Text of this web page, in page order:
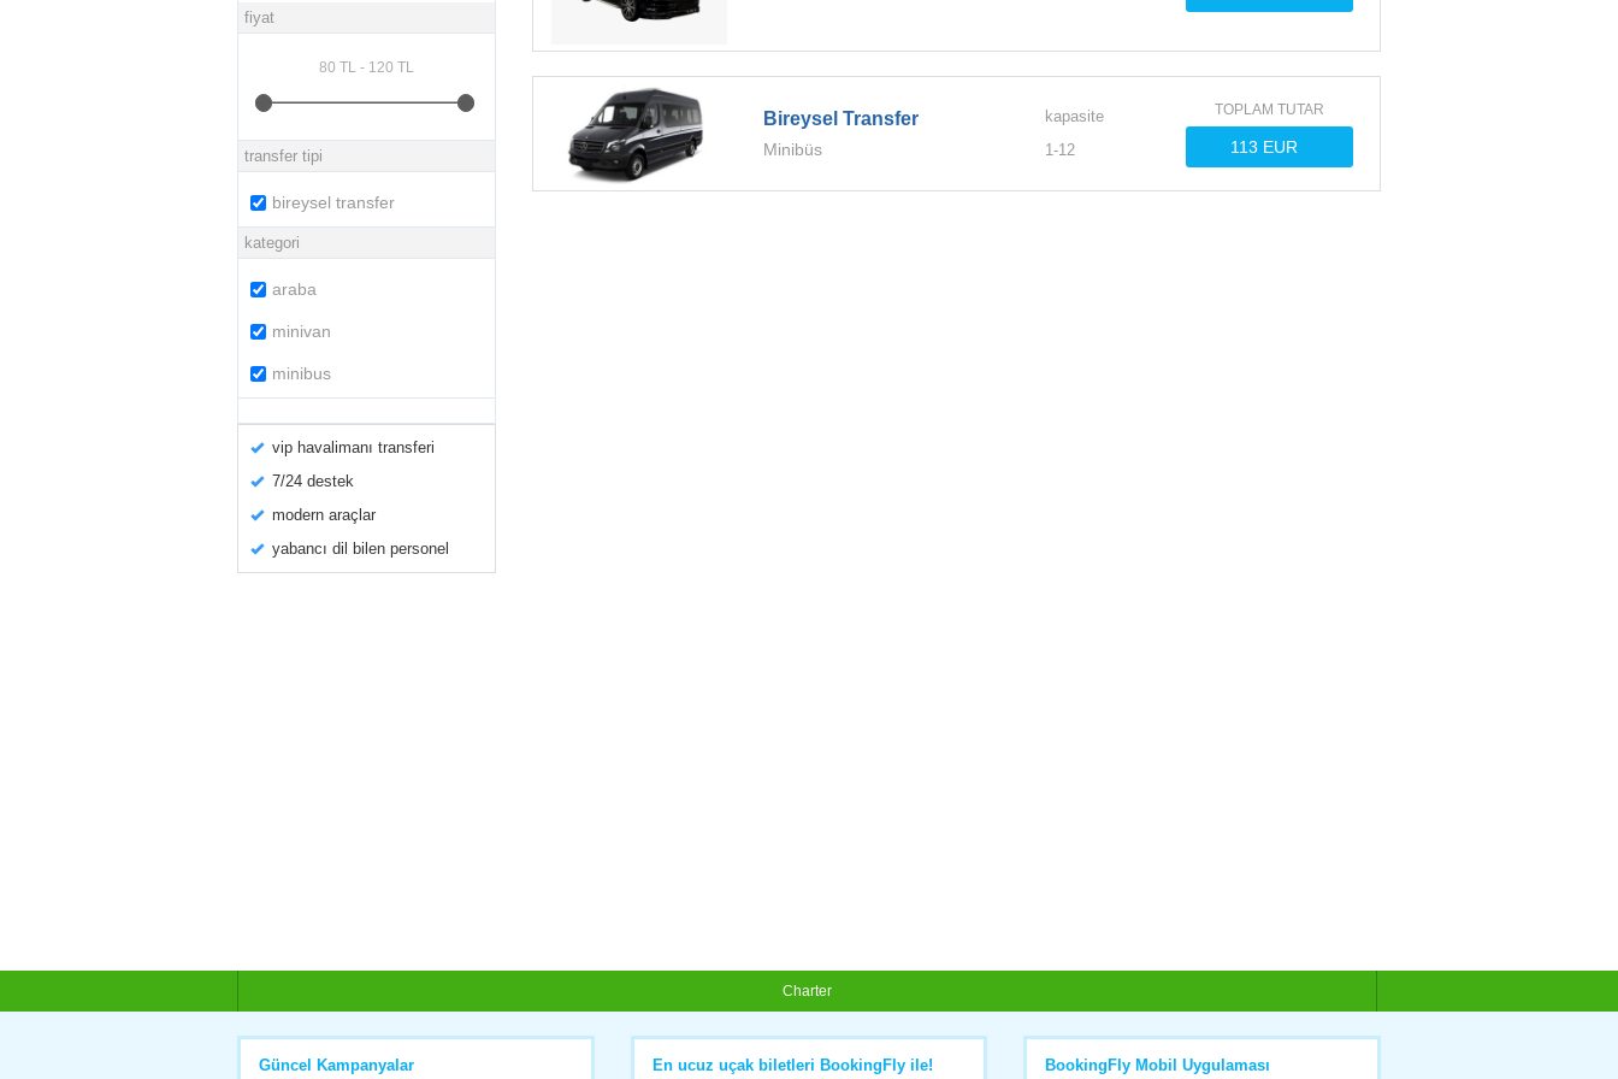
fiyat
transfer tipi
bireysel transfer
kategori
araba
minivan
minibus
vip havalimanı transferi
7/24 destek
modern araçlar
yabancı dil bilen personel
Bireysel Transfer
Minibüs
kapasite
1-12
TOPLAM TUTAR
Charter
Güncel Kampanyalar En ucuz uçak biletleri BookingFly ile! BookingFly Mobil Uygulaması